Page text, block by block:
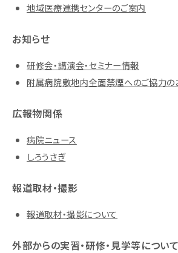
地域医療連携センターのご案内
お知らせ
研修会・講演会・セミナー情報
附属病院敷地内全面禁煙へのご協力の
広報物関係
病院ニュース
しろうさぎ
報道取材・撮影
報道取材・撮影について
外部からの実習・研修・見学等について